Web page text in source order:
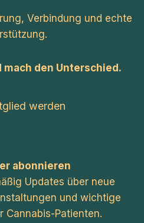
Verbindung und echte
den Unterschied.
werden
abonnieren
Updates über neue
und wichtige
Cannabis-Patienten.